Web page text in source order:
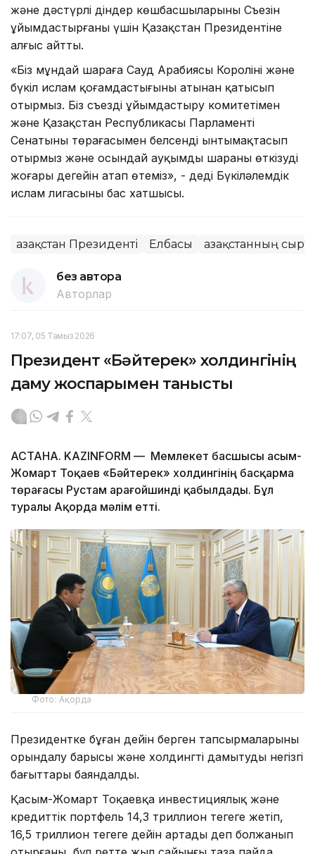
және дәстүрлі діндер көшбасшыларының Съезін
ұйымдастырғаны үшін Қазақстан Президентіне
алғыс айтты.
«Біз мұндай шараға Сауд Арабиясы Королінің және
бүкіл ислам қоғамдастығының атынан қатысып
отырмыз. Біз съездің ұйымдастыру комитетімен
және Қазақстан Республикасы Парламенті
Сенатының төрағасымен белсенді ынтымақтасып
отырмыз және осындай ауқымды шараны өткізудің
жоғары деңгейін атап өтеміз», - деді Бүкіләлемдік
ислам лигасының бас хатшысы.
Қазақстан Президенті Елбасы Қазақстанның
без автора
Авторлар
17:07, 05 Тамыз 2026
Президент «Бәйтерек» холдингінің
даму жоспарымен танысты
АСТАНА. KAZINFORM — Мемлекет басшысы Қасым-
Жомарт Тоқаев «Бәйтерек» холдингінің басқарма
төрағасы Рустам Қарағойшинді қабылдады. Бұл
туралы Ақорда мәлім етті.
Фото: Ақорда
Президентке бұған дейін берген тапсырмаларының
орындалу барысы және холдингті дамытудың негізгі
бағыттары баяндалды.
Қасым-Жомарт Тоқаевқа инвестициялық және
кредиттік портфель 14,3 триллион теңгеге жетіп,
16,5 триллион теңгеге дейін артады деп болжанып